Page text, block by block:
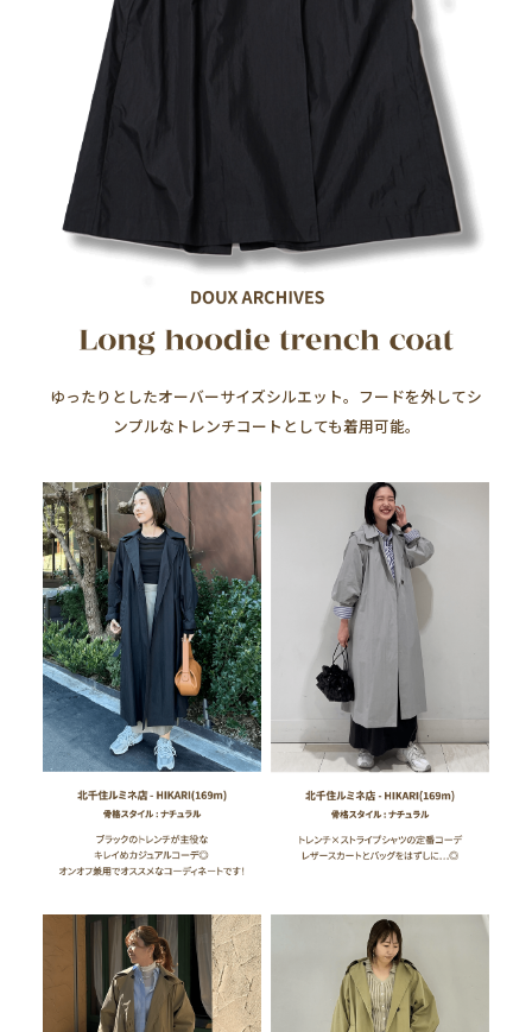
ゆったりとしたオーバーサイズシルエット。フードを外してシ
ンプルなトレンチコートとしても着用可能。